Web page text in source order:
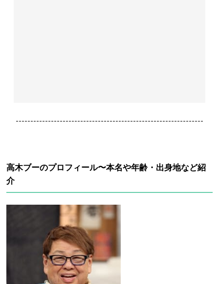
----------------------------------------------------------------
高木ブーのプロフィール〜本名や年齢・出身地など紹
介